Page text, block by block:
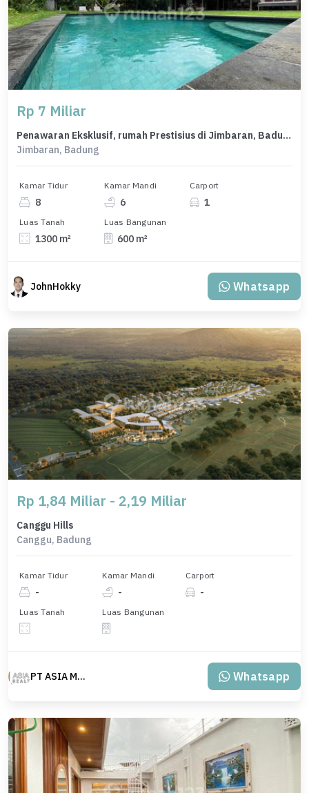
Rp 7 Miliar
Penawaran Eksklusif, rumah Prestisius di Jimbaran, Badung, LB 600m²
Jimbaran, Badung
Kamar Tidur
8
Kamar Mandi
6
Carport
1
Luas Tanah
1300 m²
Luas Bangunan
600 m²
JohnHokky Whatsapp
Rp 1,84 Miliar - 2,19 Miliar
Canggu Hills
Canggu, Badung
Kamar Tidur
-
Kamar Mandi
-
Carport
-
Luas Tanah Luas Bangunan
PT ASIA MAS REALTY Whatsapp